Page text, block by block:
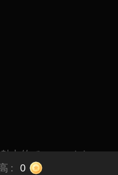
: 0
力的でユニークな
楽しもう